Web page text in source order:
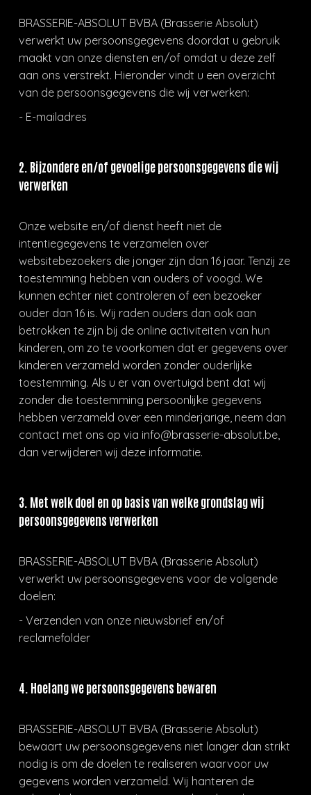
BRASSERIE-ABSOLUT BVBA (Brasserie Absolut)
verwerkt uw persoonsgegevens doordat u gebruik
maakt van onze diensten en/of omdat u deze zelf
aan ons verstrekt. Hieronder vindt u een overzicht
van de persoonsgegevens die wij verwerken:
- E-mailadres
2. Bijzondere en/of gevoelige persoonsgegevens die wij
verwerken
Onze website en/of dienst heeft niet de
intentiegegevens te verzamelen over
websitebezoekers die jonger zijn dan 16 jaar. Tenzij ze
toestemming hebben van ouders of voogd. We
kunnen echter niet controleren of een bezoeker
ouder dan 16 is. Wij raden ouders dan ook aan
betrokken te zijn bij de online activiteiten van hun
kinderen, om zo te voorkomen dat er gegevens over
kinderen verzameld worden zonder ouderlijke
toestemming. Als u er van overtuigd bent dat wij
zonder die toestemming persoonlijke gegevens
hebben verzameld over een minderjarige, neem dan
contact met ons op via info@brasserie-absolut.be,
dan verwijderen wij deze informatie.
3. Met welk doel en op basis van welke grondslag wij
persoonsgegevens verwerken
BRASSERIE-ABSOLUT BVBA (Brasserie Absolut)
verwerkt uw persoonsgegevens voor de volgende
doelen:
- Verzenden van onze nieuwsbrief en/of
reclamefolder
4. Hoelang we persoonsgegevens bewaren
BRASSERIE-ABSOLUT BVBA (Brasserie Absolut)
bewaart uw persoonsgegevens niet langer dan strikt
nodig is om de doelen te realiseren waarvoor uw
gegevens worden verzameld. Wij hanteren de